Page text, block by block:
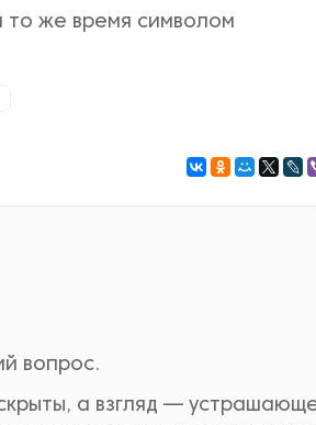
то же время символом
вопрос.
а взгляд —